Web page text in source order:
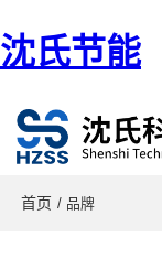
沈氏节能
首页 / 品牌